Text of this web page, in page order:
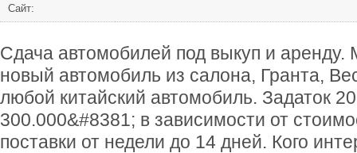
Сайт:
Сдача автомобилей под выкуп и
новый автомобиль из салона, Гранта,
любой китайский автомобиль. Задаток
300.000&#8381; в зависимости от
поставки от недели до 14 дней. Кого